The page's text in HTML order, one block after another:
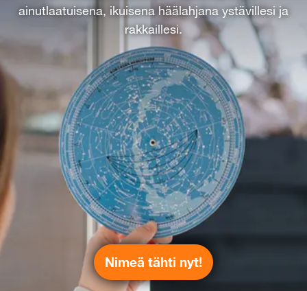
ainutlaatuisena, ikuisena häälahjana ystävillesi ja
rakkaillesi.
Nimeä tähti nyt!